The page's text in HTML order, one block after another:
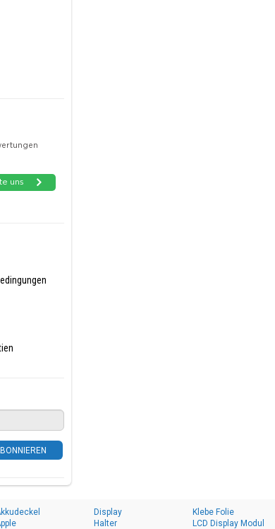
Display
Halter
Klebe Folie
LCD Display Modul